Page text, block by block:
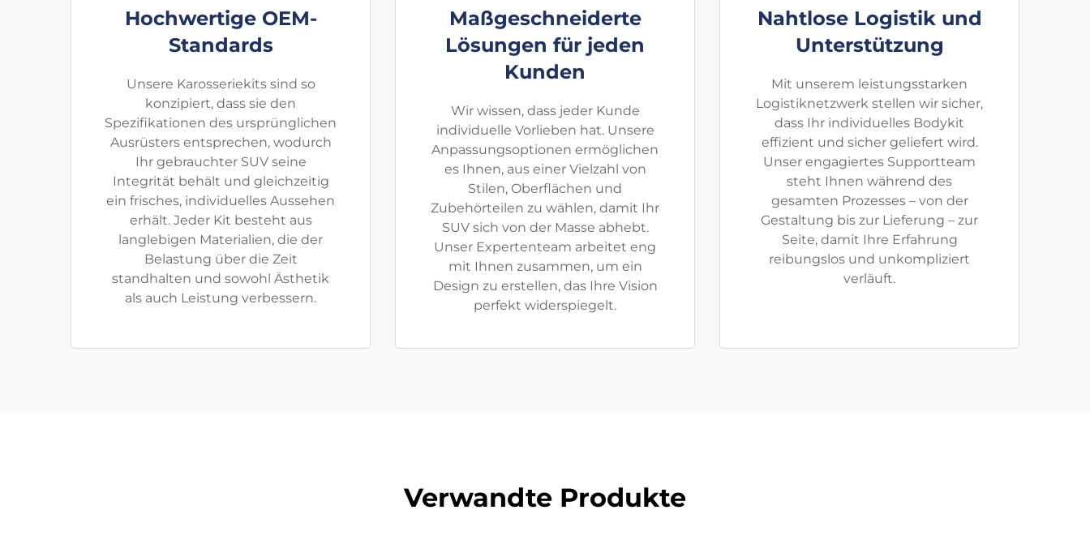
Hochwertige OEM-
Standards
Unsere Karosseriekits sind so
konzipiert, dass sie den
Spezifikationen des ursprünglichen
Ausrüsters entsprechen, wodurch
Ihr gebrauchter SUV seine
Integrität behält und gleichzeitig
ein frisches, individuelles Aussehen
erhält. Jeder Kit besteht aus
langlebigen Materialien, die der
Belastung über die Zeit
standhalten und sowohl Ästhetik
als auch Leistung verbessern.
Maßgeschneiderte
Lösungen für jeden
Kunden
Wir wissen, dass jeder Kunde
individuelle Vorlieben hat. Unsere
Anpassungsoptionen ermöglichen
es Ihnen, aus einer Vielzahl von
Stilen, Oberflächen und
Zubehörteilen zu wählen, damit Ihr
SUV sich von der Masse abhebt.
Unser Expertenteam arbeitet eng
mit Ihnen zusammen, um ein
Design zu erstellen, das Ihre Vision
perfekt widerspiegelt.
Nahtlose Logistik und
Unterstützung
Mit unserem leistungsstarken
Logistiknetzwerk stellen wir sicher,
dass Ihr individuelles Bodykit
effizient und sicher geliefert wird.
Unser engagiertes Supportteam
steht Ihnen während des
gesamten Prozesses – von der
Gestaltung bis zur Lieferung – zur
Seite, damit Ihre Erfahrung
reibungslos und unkompliziert
verläuft.
Verwandte Produkte